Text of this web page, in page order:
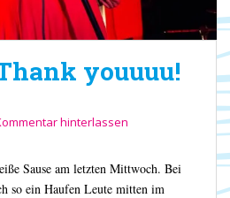
youuuu!
hinterlassen
Sause am letzten Mittwoch. Bei
so ein Haufen Leute mitten im